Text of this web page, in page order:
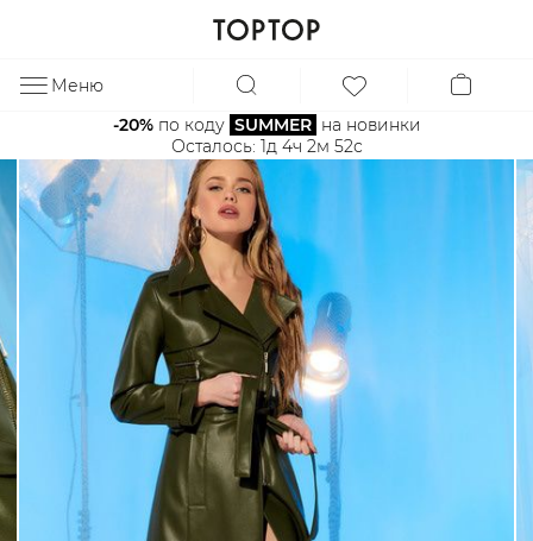
Меню
-20% по коду SUMMER на новинки
Осталось: 1д 4ч 2м 52с